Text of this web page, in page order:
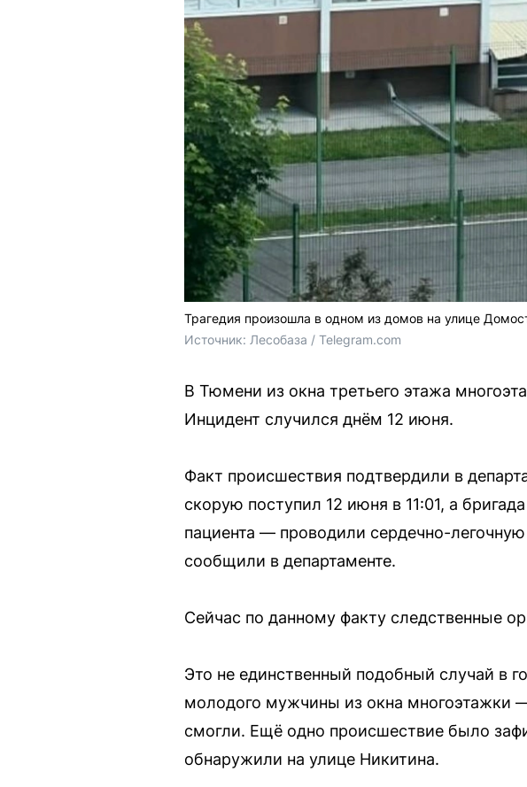
Трагедия произошла в одном из домов на улице
Источник: Лесобаза / Telegram.com
В Тюмени из окна третьего этажа
Инцидент случился днём 12 июня.
Факт происшествия подтвердили в
скорую поступил 12 июня в 11:01, а
пациента — проводили сердечно-
сообщили в департаменте.
Сейчас по данному факту следственные
Это не единственный подобный случай в
молодого мужчины из окна многоэтажки
смогли. Ещё одно происшествие было
обнаружили на улице Никитина.